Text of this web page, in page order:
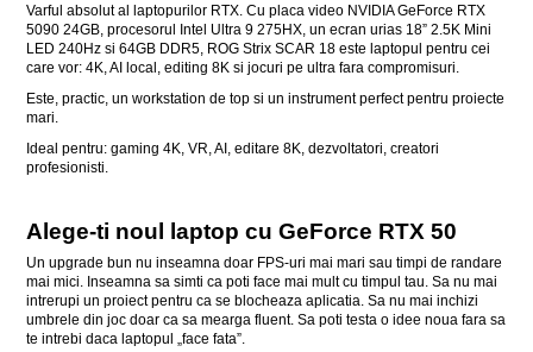
Varful absolut al laptopurilor RTX. Cu placa video NVIDIA GeForce RTX
5090 24GB, procesorul Intel Ultra 9 275HX, un ecran urias 18” 2.5K Mini
LED 240Hz si 64GB DDR5, ROG Strix SCAR 18 este laptopul pentru cei
care vor: 4K, AI local, editing 8K si jocuri pe ultra fara compromisuri.
Este, practic, un workstation de top si un instrument perfect pentru proiecte
mari.
Ideal pentru: gaming 4K, VR, AI, editare 8K, dezvoltatori, creatori
profesionisti.
Alege-ti noul laptop cu GeForce RTX 50
Un upgrade bun nu inseamna doar FPS-uri mai mari sau timpi de randare
mai mici. Inseamna sa simti ca poti face mai mult cu timpul tau. Sa nu mai
intrerupi un proiect pentru ca se blocheaza aplicatia. Sa nu mai inchizi
umbrele din joc doar ca sa mearga fluent. Sa poti testa o idee noua fara sa
te intrebi daca laptopul „face fata”.